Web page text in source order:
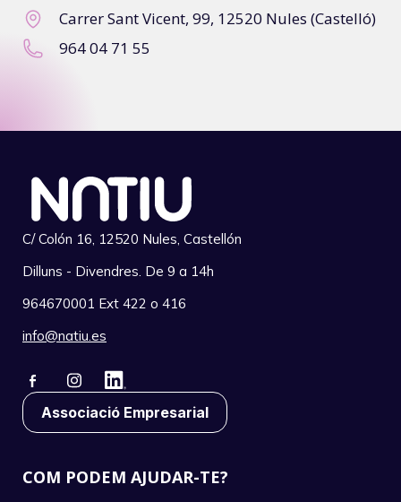
Carrer Sant Vicent, 99, 12520 Nules (Castelló)
964 04 71 55
C/ Colón 16, 12520 Nules, Castellón
Dilluns - Divendres. De 9 a 14h
964670001 Ext 422 o 416
info@natiu.es
Associació Empresarial
COM PODEM AJUDAR-TE?